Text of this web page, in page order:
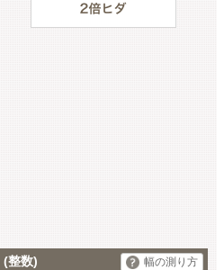
(整数) 幅の測り方